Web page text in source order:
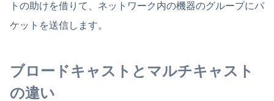
トの助けを借りて、ネットワーク内の機器のグループにパ
ケットを送信します。
ブロードキャストとマルチキャスト
の違い